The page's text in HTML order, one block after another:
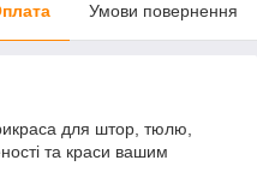
Умови повернення
для штор, тюлю,
та краси вашим